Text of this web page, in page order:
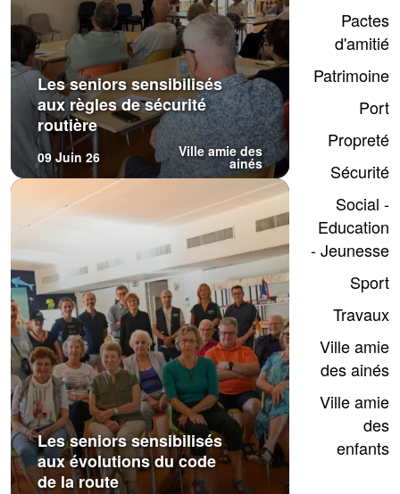
Les seniors sensibilisés
aux règles de sécurité
routière
09 Juin 26 Ville amie des
ainés
Les seniors sensibilisés
aux évolutions du code
de la route
Pactes
d'amitié
Patrimoine
Port
Propreté
Sécurité
Social -
Education
- Jeunesse
Sport
Travaux
Ville amie
des ainés
Ville amie
des
enfants